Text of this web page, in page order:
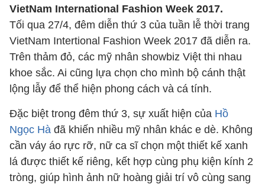
VietNam International Fashion Week 2017.
Tối qua 27/4, đêm diễn thứ 3 của tuần lễ thời trang
VietNam Intertional Fashion Week 2017 đã diễn ra.
Trên thảm đỏ, các mỹ nhân showbiz Việt thi nhau
khoe sắc. Ai cũng lựa chọn cho mình bộ cánh thật
lộng lẫy để thể hiện phong cách và cá tính.
Đặc biệt trong đêm thứ 3, sự xuất hiện của Hồ
Ngọc Hà đã khiến nhiều mỹ nhân khác e dè. Không
cần váy áo rực rỡ, nữ ca sĩ chọn một thiết kế xanh
lá được thiết kế riêng, kết hợp cùng phụ kiện kính 2
tròng, giúp hình ảnh nữ hoàng giải trí vô cùng sang